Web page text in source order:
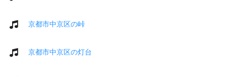
京都市中京区の峠
京都市中京区の灯台